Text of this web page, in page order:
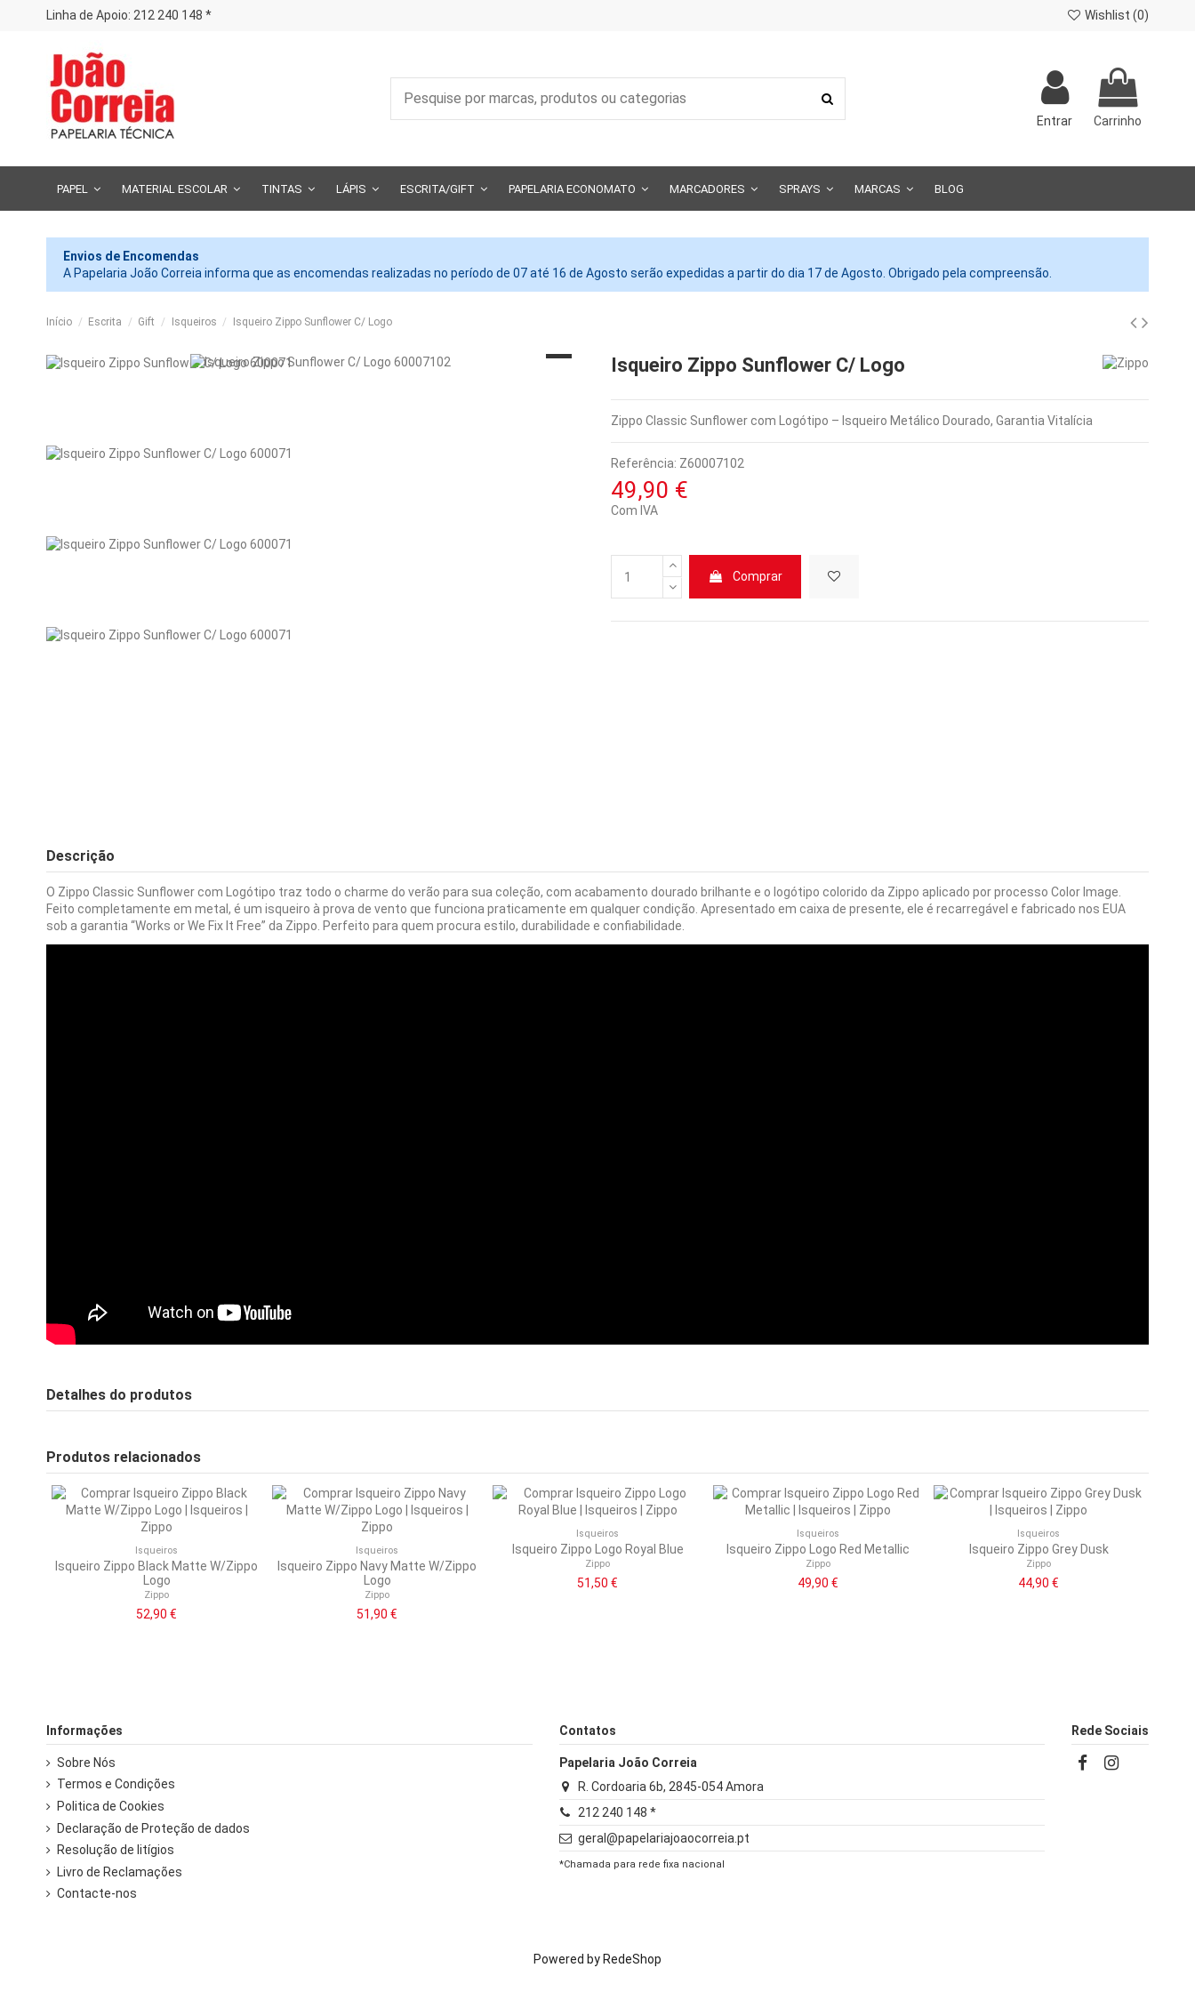
Linha de Apoio: 212 240 148 * Wishlist (0)
Entrar Carrinho
PAPEL MATERIAL ESCOLAR TINTAS LÁPIS ESCRITA/GIFT PAPELARIA ECONOMATO MARCADORES SPRAYS MARCAS BLOG
Envios de Encomendas
A Papelaria João Correia informa que as encomendas realizadas no período de 07 até 16 de Agosto serão expedidas a partir do dia 17 de Agosto. Obrigado pela compreensão.
Início Escrita Gift Isqueiros Isqueiro Zippo Sunflower C/ Logo
Isqueiro Zippo Sunflower C/ Logo
Zippo Classic Sunflower com Logótipo – Isqueiro Metálico Dourado, Garantia Vitalícia
Referência: Z60007102
49,90 €
Com IVA
Comprar
Descrição
O Zippo Classic Sunflower com Logótipo traz todo o charme do verão para sua coleção, com acabamento dourado brilhante e o logótipo colorido da Zippo aplicado por processo Color Image.
Feito completamente em metal, é um isqueiro à prova de vento que funciona praticamente em qualquer condição. Apresentado em caixa de presente, ele é recarregável e fabricado nos EUA
sob a garantia “Works or We Fix It Free” da Zippo. Perfeito para quem procura estilo, durabilidade e confiabilidade.
Detalhes do produtos
Produtos relacionados
Isqueiros
Isqueiro Zippo Black Matte W/Zippo
Logo
Zippo
52,90 €
Isqueiros
Isqueiro Zippo Navy Matte W/Zippo
Logo
Zippo
51,90 €
Isqueiros
Isqueiro Zippo Logo Royal Blue
Zippo
51,50 €
Isqueiros
Isqueiro Zippo Logo Red Metallic
Zippo
49,90 €
Isqueiros
Isqueiro Zippo Grey Dusk
Zippo
44,90 €
Informações
Sobre Nós
Termos e Condições
Politica de Cookies
Declaração de Proteção de dados
Resolução de litígios
Livro de Reclamações
Contacte-nos
Contatos
Papelaria João Correia
R. Cordoaria 6b, 2845-054 Amora
212 240 148 *
geral@papelariajoaocorreia.pt
*Chamada para rede fixa nacional
Rede Sociais
Powered by RedeShop